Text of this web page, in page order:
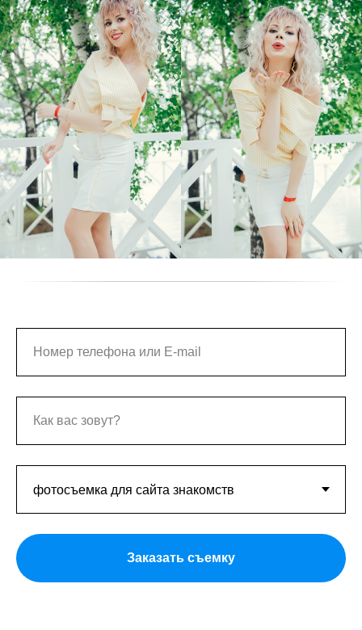
Заказать съемку